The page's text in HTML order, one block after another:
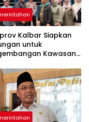
Kalbar Siapkan
untuk
Kawasan